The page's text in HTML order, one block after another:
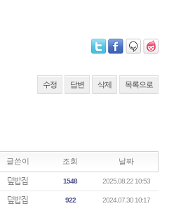
수정 답변 삭제 목록으로
글쓴이 조회 날짜
덮밥집 1548 2025.08.22 10:53
덮밥집 922 2024.07.30 10:17